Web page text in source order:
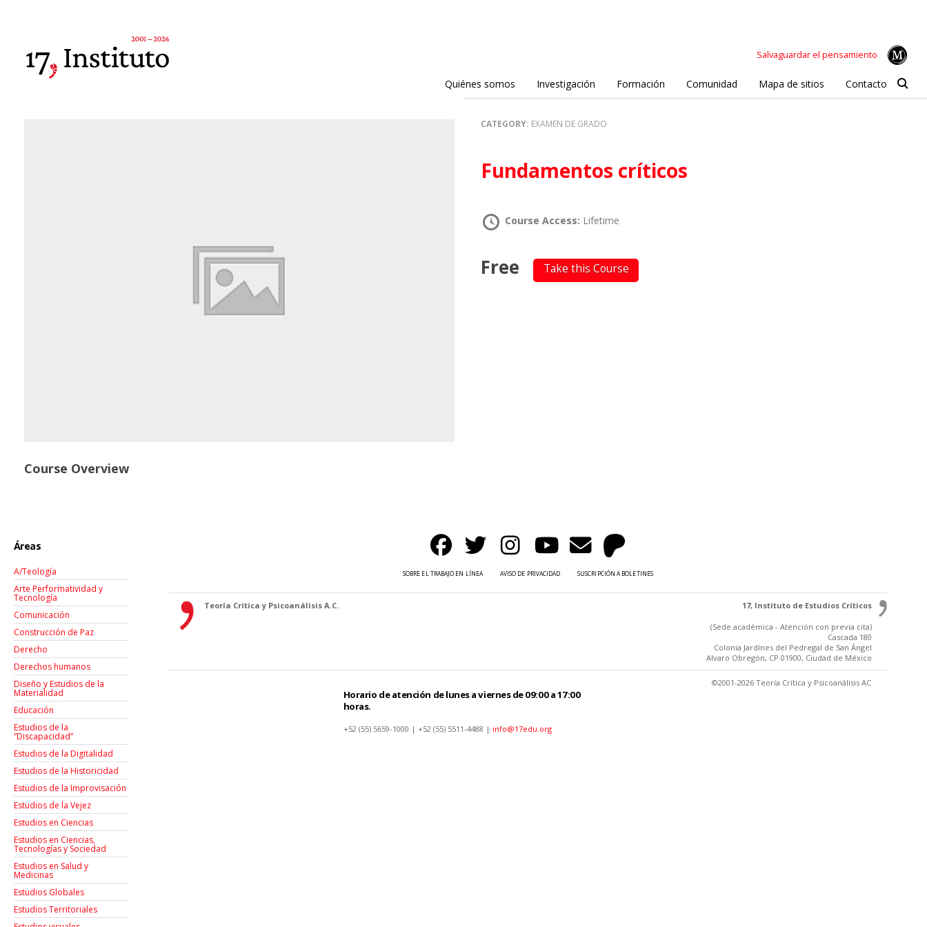
Salvaguardar el pensamiento
Quiénes somos Investigación Formación Comunidad Mapa de sitios Contacto
CATEGORY: EXAMEN DE GRADO
Fundamentos críticos
Course Access: Lifetime
Free Take this Course
Course Overview
Áreas
A/Teología
Arte Performatividad y
Tecnología
Comunicación
Construcción de Paz
Derecho
Derechos humanos
Diseño y Estudios de la
Materialidad
Educación
Estudios de la
“Discapacidad”
Estudios de la Digitalidad
Estudios de la Historicidad
Estudios de la Improvisación
Estudios de la Vejez
Estudios en Ciencias
Estudios en Ciencias,
Tecnologías y Sociedad
Estudios en Salud y
Medicinas
Estudios Globales
Estudios Territoriales
SOBRE EL TRABAJO EN LÍNEA AVISO DE PRIVACIDAD SUSCRIPCIÓN A BOLETINES
Teoría Crítica y Psicoanálisis A.C. 17, Instituto de Estudios Críticos
(Sede académica - Atención con previa cita)
Cascada 180
Colonia Jardínes del Pedregal de San Ángel
Alvaro Obregón, CP 01900, Ciudad de México
Horario de atención de lunes a viernes de 09:00 a 17:00
horas.
+52 (55) 5659-1000 | +52 (55) 5511-4488 | info@17edu.org
©2001-2026 Teoría Crítica y Psicoanálisis AC